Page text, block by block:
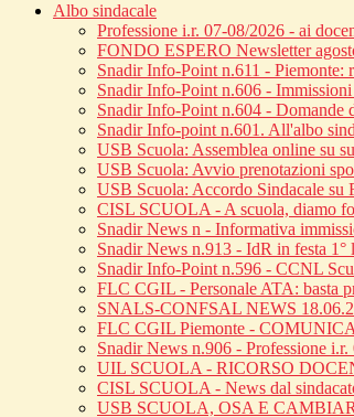
Albo sindacale
Professione i.r. 07-08/2026 - ai
FONDO ESPERO Newsletter
Snadir Info-Point n.611 - Piemonte:
Snadir Info-Point n.606 -
Snadir Info-Point n.604 - Domande
Snadir Info-point n.601. All'albo
USB Scuola: Assemblea online su
USB Scuola: Avvio prenotazioni
USB Scuola: Accordo Sindacale
CISL SCUOLA - A scuola, diamo
Snadir News n - Informativa
Snadir News n.913 - IdR in festa 1°
Snadir Info-Point n.596 - CCNL
FLC CGIL - Personale ATA: basta
SNALS-CONFSAL NEWS
FLC CGIL Piemonte -
Snadir News n.906 - Professione i.r.
UIL SCUOLA - RICORSO
CISL SCUOLA - News dal
USB SCUOLA, OSA E